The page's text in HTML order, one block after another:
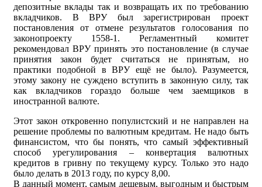
депозитные вклады так и возвращать их по требованию
вкладчиков. В ВРУ был зарегистрирован проект
постановления от отмене результатов голосования по
законопроекту 1558-1. Регламентный комитет
рекомендовал ВРУ принять это постановление (в случае
принятия закон будет считаться не принятым, но
практики подобной в ВРУ ещё не было). Разумеется,
этому закону не суждено вступить в законную силу, так
как вкладчиков гораздо больше чем заемщиков в
иностранной валюте.
Этот закон откровенно популистский и не направлен на
решение проблемы по валютным кредитам. Не надо быть
финансистом, что бы понять, что самый эффективный
способ урегулирования – конвертация валютных
кредитов в гривну по текущему курсу. Только это надо
было делать в 2013 году, по курсу 8,00.
В данный момент, самым дешевым, выгодным и быстрым